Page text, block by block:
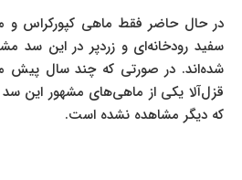
در حال حاضر فقط ماهی کپورکراس و
سفید رودخانه‌ای و زردپر در این سد
شده‌اند. در صورتی که چند سال پیش
قزل‌آلا یکی از ماهی‌های مشهور این سد
که دیگر مشاهده نشده است.